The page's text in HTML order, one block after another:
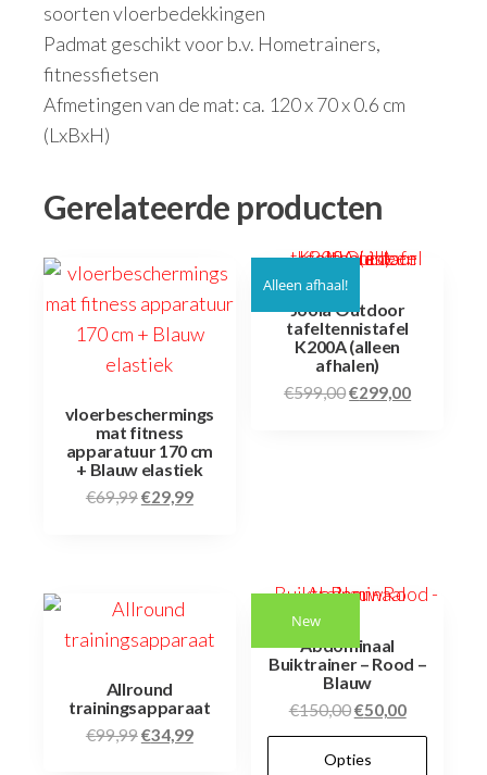
soorten vloerbedekkingen
Padmat geschikt voor b.v. Hometrainers,
fitnessfietsen
Afmetingen van de mat: ca. 120 x 70 x 0.6 cm
(LxBxH)
Gerelateerde producten
vloerbeschermings
mat fitness
apparatuur 170 cm
+ Blauw elastiek
€69,99Oorspronkelijke
€29,99Huidige
Alleen afhaal!
Joola Outdoor
tafeltennistafel
K200A (alleen
afhalen)
€599,00Oorspronkelijke
€299,00Huidige
Allround
trainingsapparaat
€99,99Oorspronkelijke
€34,99Huidige
New
Abdominaal
Buiktrainer – Rood –
Blauw
€150,00Oorspronkelijke
prijs
was:
€50,00Huidige
prijs
Opties